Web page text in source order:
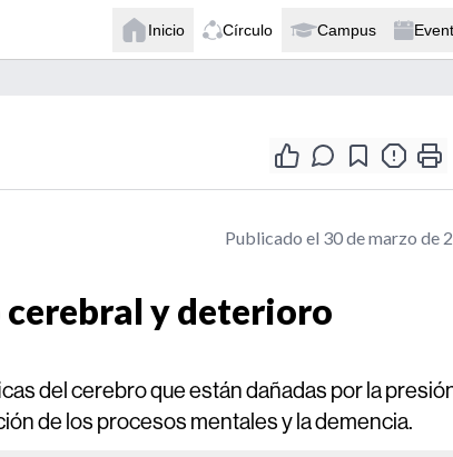
Inicio Círculo Campus
Publicado el 30 de marzo de
y deterioro
del cerebro que están dañadas por la
de los procesos mentales y la demencia.